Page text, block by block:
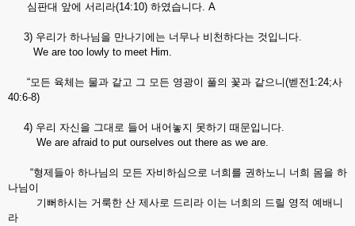
심판대 앞에 서리라(14:10) 하였습니다. A
3) 우리가 하나님을 만나기에는 너무나 비천하다는 것입니다.
We are too lowly to meet Him.
“모든 육체는 물과 같고 그 모든 영광이 풀의 꽃과 같으니(벧전1:24;사
40:6-8)
4) 우리 자신을 그대로 들어 내어놓지 못하기 때문입니다.
We are afraid to put ourselves out there as we are.
“형제들아 하나님의 모든 자비하심으로 너희를 권하노니 너희 몸을 하
나님이
기뻐하시는 거룩한 산 제사로 드리라 이는 너희의 드릴 영적 예배니
라